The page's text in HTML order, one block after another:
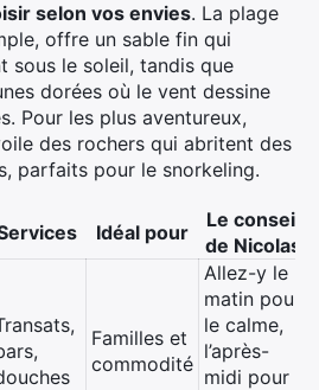
selon vos envies. La plage
offre un sable fin qui
sous le soleil, tandis que
dorées où le vent dessine
Pour les plus aventureux,
des rochers qui abritent des
parfaits pour le snorkeling.
Idéal pour
Le conseil
de Nicolas
Familles et
commodité
Allez-y le
matin pour
le calme,
l’après-
midi pour